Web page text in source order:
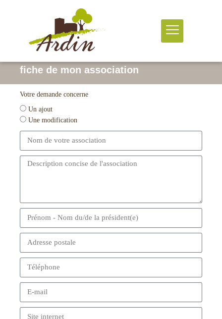
fiche de mon association
Votre demande concerne
Un ajout
Une modification